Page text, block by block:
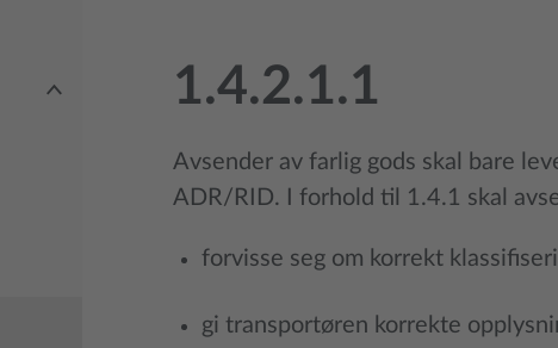
1.4.2.1.1
Avsender av farlig gods skal bare
ADR/RID. I forhold til 1.4.1 skal
forvisse seg om korrekt
gi transportøren korrekte